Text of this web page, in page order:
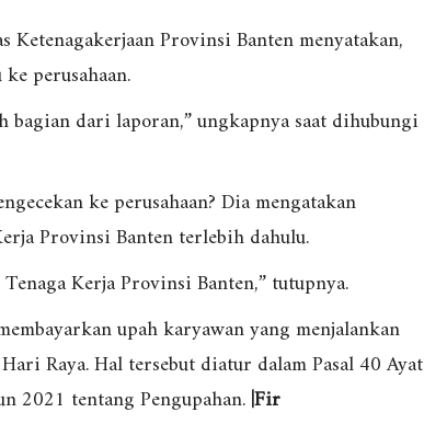
Ketenagakerjaan Provinsi Banten menyatakan,
perusahaan.
bagian dari laporan,” ungkapnya saat dihubungi
ke perusahaan? Dia mengatakan
Provinsi Banten terlebih dahulu.
Kerja Provinsi Banten,” tutupnya.
upah karyawan yang menjalankan
Raya. Hal tersebut diatur dalam Pasal 40 Ayat
2021 tentang Pengupahan.|Fir